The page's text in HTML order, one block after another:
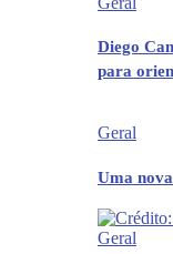
Diego
para
Geral
Uma
Geral